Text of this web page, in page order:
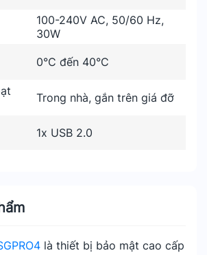
là thiết bị bảo mật cao cấp
100-240V AC, 50/60 Hz,
30W
0°C đến 40°C
Trong nhà, gắn trên giá đỡ
1x USB 2.0